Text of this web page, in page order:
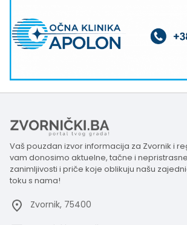
Vaš pouzdan izvor informacija za Zvornik i
vam donosimo aktuelne, tačne i
zanimljivosti i priče koje oblikuju našu
toku s nama!
Zvornik, 75400